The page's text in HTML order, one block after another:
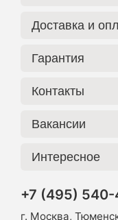
Доставка и
Гарантия
Контакты
Вакансии
Интересное
+7 (495)
г. Москва,